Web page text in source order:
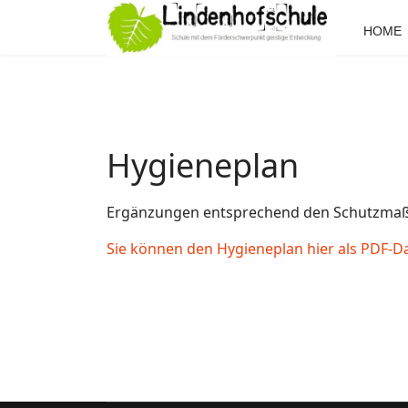
HOME
Hygieneplan
Ergänzungen entsprechend den
Sie können den Hygieneplan hier als PDF-